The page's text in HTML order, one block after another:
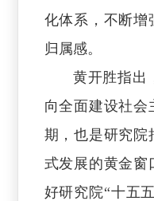
化体系，不断增
归属感。
黄开胜指出
向全面建设社会
期，也是研究院
式发展的黄金窗
好研究院“十五